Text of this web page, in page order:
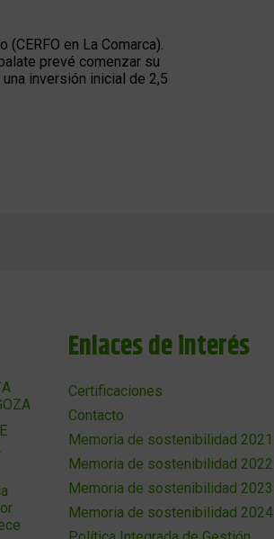
en La Comarca).
prevé comenzar su
inversión inicial de 2,5
Enlaces de interés
Certificaciones
Contacto
Memoria de sostenibilidad 2021
Memoria de sostenibilidad 2022
Memoria de sostenibilidad 2023
Memoria de sostenibilidad 2024